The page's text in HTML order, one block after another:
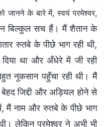
जानने के बारे में, स्वयं परमेश्वर,
बिल्कुल सच हैं। मैं शैतान के
रुतबे के पीछे भाग रही थी,
दिया था और अँधेरे में जी रही
नुकसान पहुँचा रही थी। मैं
जिद्दी और अड़ियल होने से
मैं नाम और रुतबे के पीछे भाग
लेकिन परमेश्वर ने अभी भी